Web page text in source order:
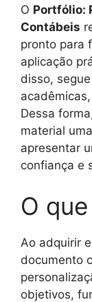
O Portfólio:
Contábeis
pronto para
aplicação
disso,
Dessa
material
apresentar
confiança e
O
Ao adquirir
documento
objetivos,